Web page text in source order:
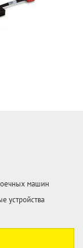
машин
устройства